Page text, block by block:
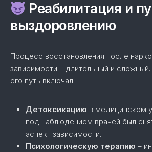
Реабилитация и
выздоровлению
Процесс восстановления после
зависимости – длительный и
его путь включал:
Детоксикацию в медицинском
под наблюдением врачей был
аспект зависимости.
Психологическую терапию –